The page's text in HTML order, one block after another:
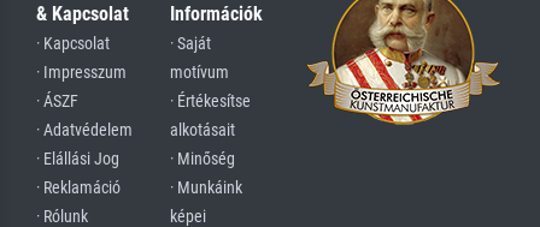
& Kapcsolat
· Kapcsolat
· Impresszum
· ÁSZF
· Adatvédelem
· Elállási Jog
· Reklamáció
· Rólunk
Információk
· Saját
motívum
· Értékesítse
alkotásait
· Minőség
· Munkáink
képei